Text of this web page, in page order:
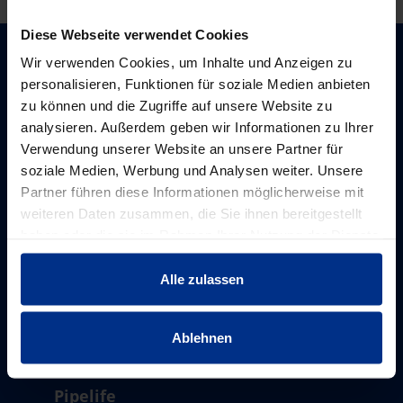
Diese Webseite verwendet Cookies
Wir verwenden Cookies, um Inhalte und Anzeigen zu
personalisieren, Funktionen für soziale Medien anbieten
zu können und die Zugriffe auf unsere Website zu
analysieren. Außerdem geben wir Informationen zu Ihrer
Verwendung unserer Website an unsere Partner für
soziale Medien, Werbung und Analysen weiter. Unsere
Partner führen diese Informationen möglicherweise mit
weiteren Daten zusammen, die Sie ihnen bereitgestellt
gesammelt haben.
Alle zulassen
Ablehnen
Impressum / AGB / FAQ
Impressum
Datenschutz
FAQ - Häufigste Fragen
Vertrags und Lieferbedingungen
Auszug aus den Lieferbedingungen
Cookie Übersicht
Datanorm/Anleitungen
Datanorm anfordern
Pipelife